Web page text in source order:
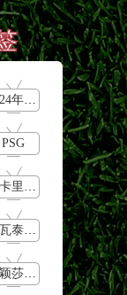
2024年5月13日
PSG
萨卡里vs加里宁娜
斯瓦泰克vs普丁塞娃
孙颖莎vs王艺迪